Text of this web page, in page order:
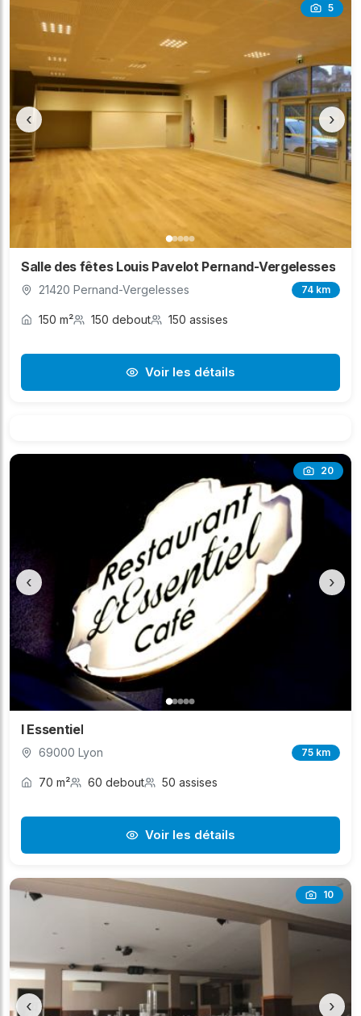
5
‹ ›
Salle des fêtes Louis Pavelot Pernand-Vergelesses
21420 Pernand-Vergelesses 74 km
150 m² 150 debout 150 assises
Voir les détails
20
‹ ›
l Essentiel
69000 Lyon 75 km
70 m² 60 debout 50 assises
Voir les détails
10
‹ ›